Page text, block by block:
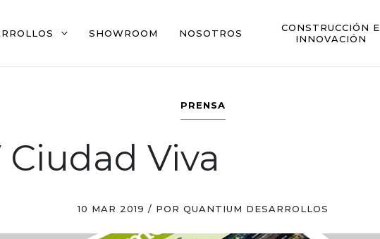
SHOWROOM NOSOTROS
CONSTRUCCIÓN E
INNOVACIÓN
PRENSA
Ciudad Viva
10 MAR 2019 / POR QUANTIUM DESARROLLOS